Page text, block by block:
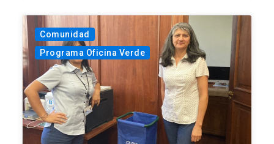
Comunidad
Programa Oficina Verde